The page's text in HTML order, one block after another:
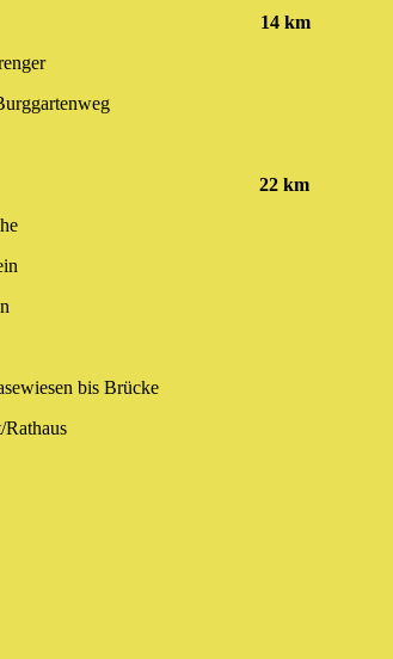
Rastplatz
14 km
Museum
22 km
bis Brücke